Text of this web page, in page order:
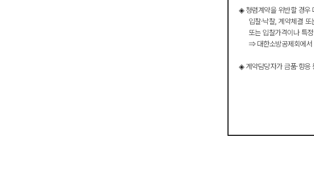
◈청렴계약을 위반할 경우
입찰·낙찰, 계약체결 또
또는 입찰가격이나 특
⇒대한소방공제회에
◈계약담당자가 금품·향응